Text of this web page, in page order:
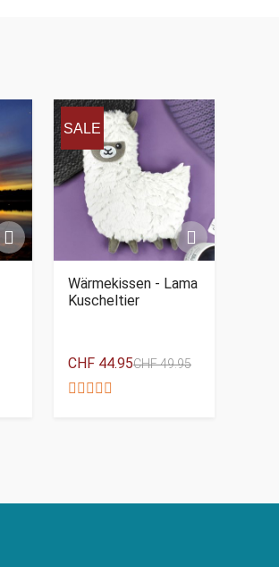
SALE
Wärmekissen - Lama
Kuscheltier
CHF 44.95CHF 49.95